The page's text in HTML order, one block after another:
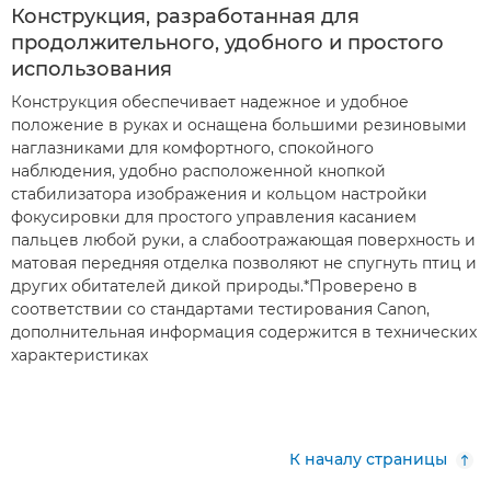
Конструкция, разработанная для
продолжительного, удобного и простого
использования
Конструкция обеспечивает надежное и удобное
положение в руках и оснащена большими резиновыми
наглазниками для комфортного, спокойного
наблюдения, удобно расположенной кнопкой
стабилизатора изображения и кольцом настройки
фокусировки для простого управления касанием
пальцев любой руки, а слабоотражающая поверхность и
матовая передняя отделка позволяют не спугнуть птиц и
других обитателей дикой природы.*Проверено в
соответствии со стандартами тестирования Canon,
дополнительная информация содержится в технических
характеристиках
К началу страницы